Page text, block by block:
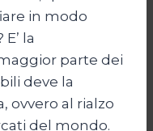
in modo
la
parte dei
deve la
ovvero al rialzo
del mondo.